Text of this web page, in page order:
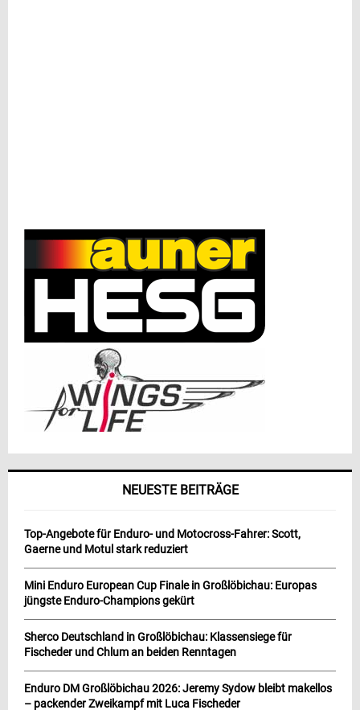
NEUESTE BEITRÄGE
Top-Angebote für Enduro- und Motocross-Fahrer: Scott,
Gaerne und Motul stark reduziert
Mini Enduro European Cup Finale in Großlöbichau: Europas
jüngste Enduro-Champions gekürt
Sherco Deutschland in Großlöbichau: Klassensiege für
Fischeder und Chlum an beiden Renntagen
Enduro DM Großlöbichau 2026: Jeremy Sydow bleibt makellos
– packender Zweikampf mit Luca Fischeder